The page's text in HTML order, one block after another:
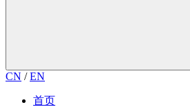
CN / EN
首页